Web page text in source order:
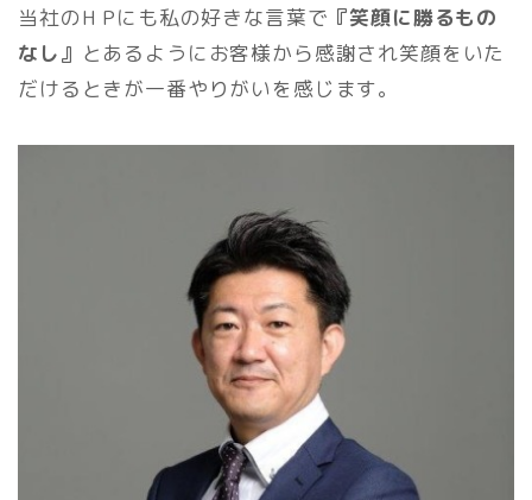
当社のH Pにも私の好きな言葉で 『笑顔に勝るもの
なし』 とあるようにお客様から感謝され笑顔をいた
だけるときが一番やりがいを感じます。